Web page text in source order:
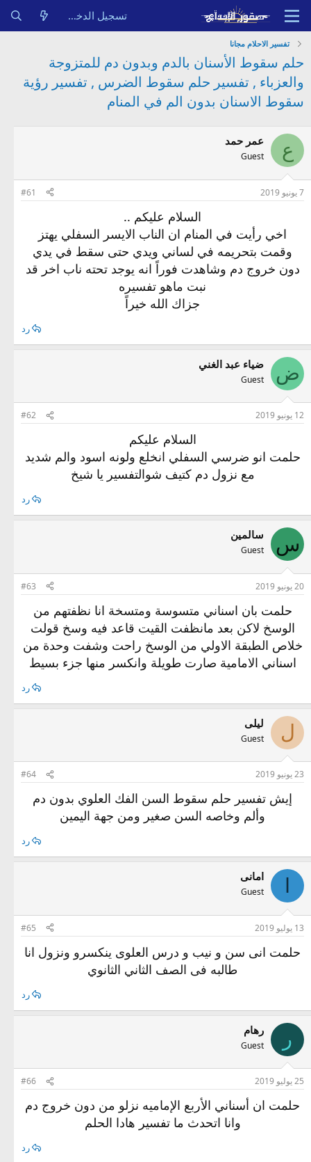
تسجيل الدخول
تفسير الاحلام مجانا
حلم سقوط الأسنان بالدم وبدون دم للمتزوجة
والعزباء , تفسير حلم سقوط الضرس , تفسير رؤية
سقوط الاسنان بدون الم في المنام
ع عمر حمد
Guest
7 يونيو 2019 #61
السلام عليكم ..
اخي رأيت في المنام ان الناب الايسر السفلي يهتز
وقمت بتحريمه في لساني ويدي حتى سقط في يدي
دون خروج دم وشاهدت فوراً انه يوجد تحته ناب اخر قد
نبت ماهو تفسيره
جزاك الله خيراً
رد
ض ضياء عبد الغني
Guest
12 يونيو 2019 #62
السلام عليكم
حلمت انو ضرسي السفلي انخلع ولونه اسود والم شديد
مع نزول دم كتيف شوالتفسير يا شيخ
رد
س سالمين
Guest
20 يونيو 2019 #63
حلمت بان اسناني متسوسة ومتسخة انا نظفتهم من
الوسخ لاكن بعد مانظفت القيت قاعد فيه وسخ قولت
خلاص الطبقة الاولي من الوسخ راحت وشفت وحدة من
اسناني الامامية صارت طويلة وانكسر منها جزء بسيط
رد
ل ليلى
Guest
23 يونيو 2019 #64
إيش تفسير حلم سقوط السن الفك العلوي بدون دم
وألم وخاصه السن صغير ومن جهة اليمين
رد
امانى
Guest
13 يوليو 2019 #65
حلمت انى سن و نيب و درس العلوى ينكسرو ونزول انا
طالبه فى الصف الثاني الثانوي
رد
ر رهام
Guest
25 يوليو 2019 #66
حلمت ان أسناني الأربع الإماميه نزلو من دون خروج دم
وانا اتحدث ما تفسير هادا الحلم
رد